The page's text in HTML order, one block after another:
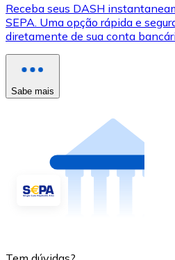
Receba seus DASH
SEPA. Uma opção rápida e
diretamente de sua conta
Sabe mais